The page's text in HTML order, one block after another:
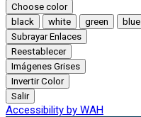
Choose color
black
white green blue
Subrayar Enlaces
Reestablecer
Imágenes Grises
Invertir Color
Salir
Accessibility by WAH